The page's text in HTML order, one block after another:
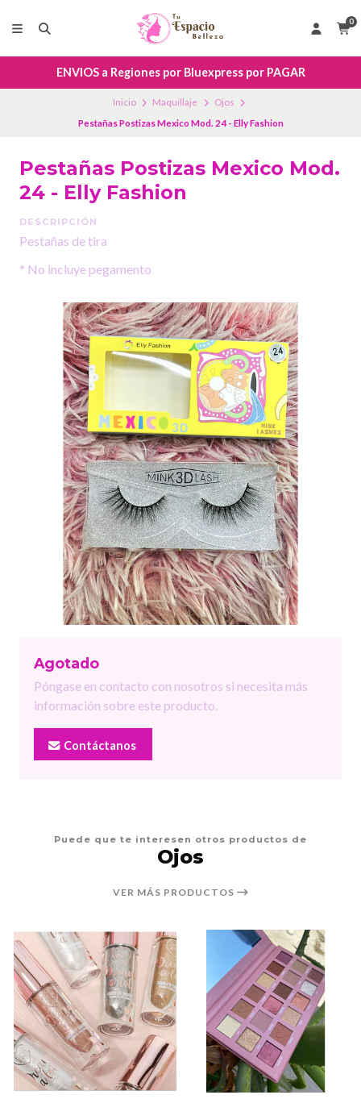
0
ENVIOS a Regiones por Bluexpress por PAGAR
Inicio Maquillaje
Ojos
Pestañas Postizas Mexico Mod. 24 - Elly Fashion
Pestañas Postizas Mexico Mod.
24 - Elly Fashion
DESCRIPCIÓN
Pestañas de tira
* No incluye pegamento
Agotado
Póngase en contacto con nosotros si necesita más
información sobre este producto.
Contáctanos
Puede que te interesen otros productos de
Ojos
VER MÁS PRODUCTOS